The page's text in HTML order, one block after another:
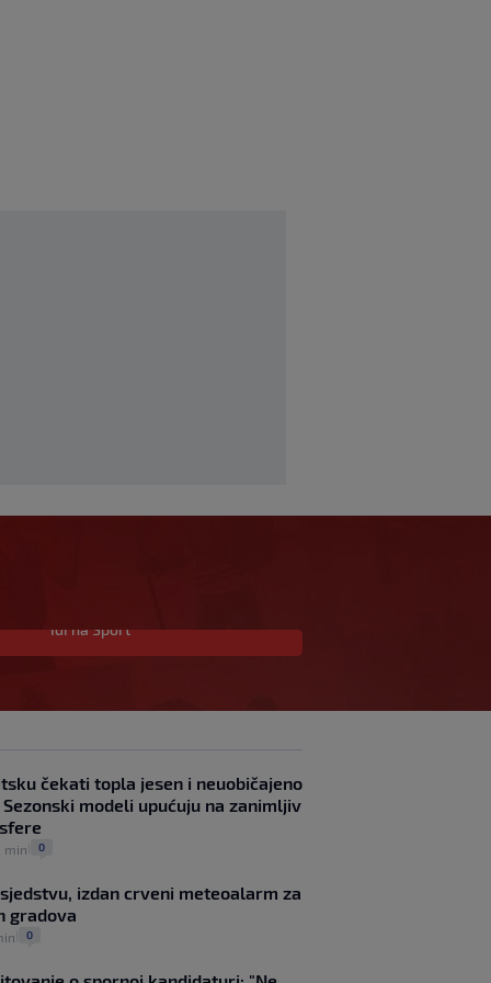
Njemački kroničar
samo jednu manu
postaje najskuplji afrički
nogometaš u povijesti
postavio impresivan
među Vatrene, opet je
Idi na Sport
čekati topla jesen i neuobičajeno
modeli upućuju na zanimljiv
min 0
izdan crveni meteoalarm za
gradova
0